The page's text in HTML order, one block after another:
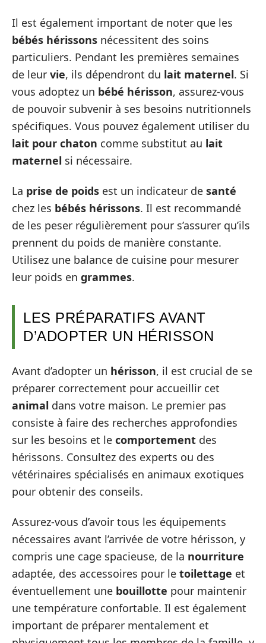
Il est également important de noter que les
bébés hérissons nécessitent des soins
particuliers. Pendant les premières semaines
de leur vie, ils dépendront du lait maternel. Si
vous adoptez un bébé hérisson, assurez-vous
de pouvoir subvenir à ses besoins nutritionnels
spécifiques. Vous pouvez également utiliser du
lait pour chaton comme substitut au lait
maternel si nécessaire.
La prise de poids est un indicateur de santé
chez les bébés hérissons. Il est recommandé
de les peser régulièrement pour s’assurer qu’ils
prennent du poids de manière constante.
Utilisez une balance de cuisine pour mesurer
leur poids en grammes.
LES PRÉPARATIFS AVANT
D’ADOPTER UN HÉRISSON
Avant d’adopter un hérisson, il est crucial de se
préparer correctement pour accueillir cet
animal dans votre maison. Le premier pas
consiste à faire des recherches approfondies
sur les besoins et le comportement des
hérissons. Consultez des experts ou des
vétérinaires spécialisés en animaux exotiques
pour obtenir des conseils.
Assurez-vous d’avoir tous les équipements
nécessaires avant l’arrivée de votre hérisson, y
compris une cage spacieuse, de la nourriture
adaptée, des accessoires pour le toilettage et
éventuellement une bouillotte pour maintenir
une température confortable. Il est également
important de préparer mentalement et